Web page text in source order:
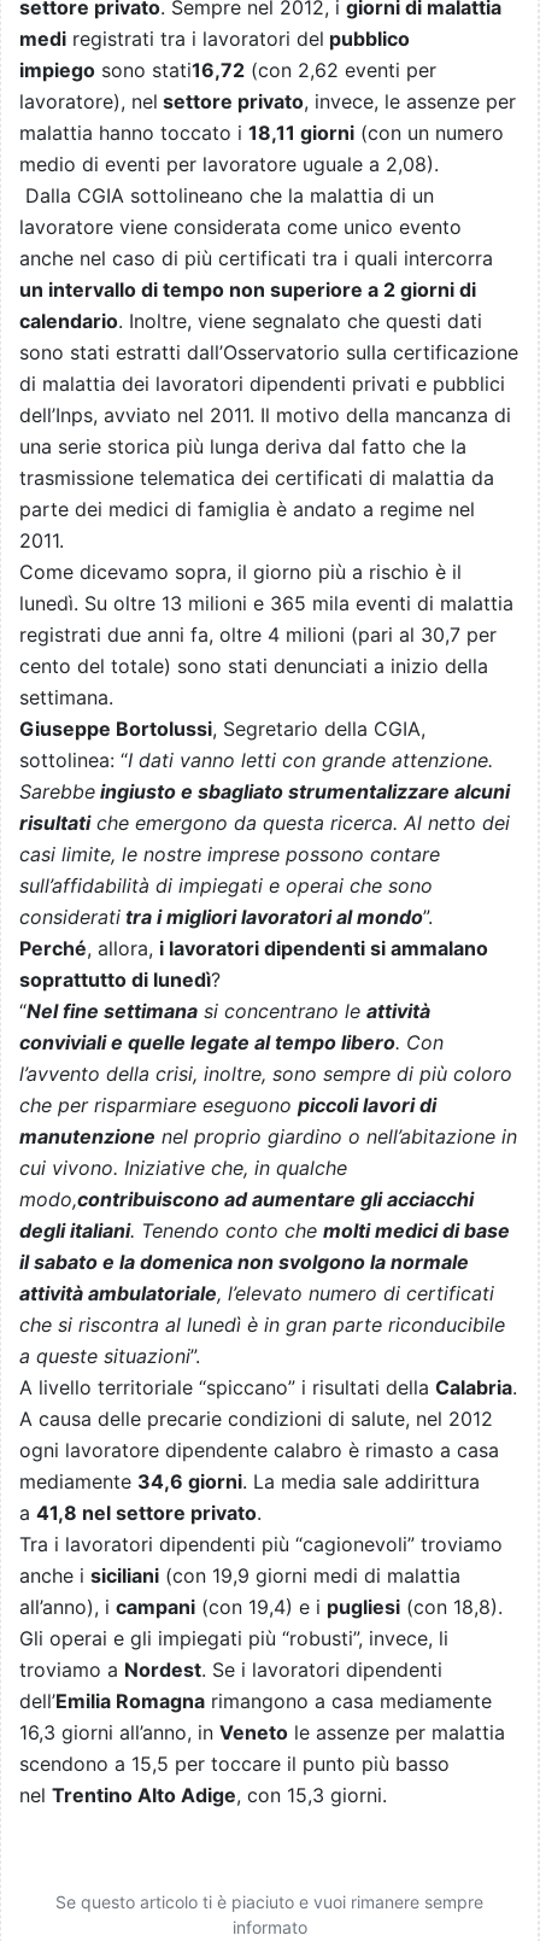
settore privato. Sempre nel 2012, i giorni di malattia
medi registrati tra i lavoratori del pubblico
impiego sono stati16,72 (con 2,62 eventi per
lavoratore), nel settore privato, invece, le assenze per
malattia hanno toccato i 18,11 giorni (con un numero
medio di eventi per lavoratore uguale a 2,08).
Dalla CGIA sottolineano che la malattia di un
lavoratore viene considerata come unico evento
anche nel caso di più certificati tra i quali intercorra
un intervallo di tempo non superiore a 2 giorni di
calendario. Inoltre, viene segnalato che questi dati
sono stati estratti dall’Osservatorio sulla certificazione
di malattia dei lavoratori dipendenti privati e pubblici
dell’Inps, avviato nel 2011. Il motivo della mancanza di
una serie storica più lunga deriva dal fatto che la
trasmissione telematica dei certificati di malattia da
parte dei medici di famiglia è andato a regime nel
2011.
Come dicevamo sopra, il giorno più a rischio è il
lunedì. Su oltre 13 milioni e 365 mila eventi di malattia
registrati due anni fa, oltre 4 milioni (pari al 30,7 per
cento del totale) sono stati denunciati a inizio della
settimana.
Giuseppe Bortolussi, Segretario della CGIA,
sottolinea: “I dati vanno letti con grande attenzione.
Sarebbe ingiusto e sbagliato strumentalizzare alcuni
risultatiche emergono da questa ricerca. Al netto dei
casi limite, le nostre imprese possono contare
sull’affidabilità di impiegati e operai che sono
considerati tra i migliori lavoratori al mondo”.
Perché, allora, i lavoratori dipendenti si ammalano
soprattutto di lunedì?
“Nel fine settimana si concentrano le attività
conviviali e quelle legate al tempo libero. Con
l’avvento della crisi, inoltre, sono sempre di più coloro
che per risparmiare eseguono piccoli lavori di
manutenzione nel proprio giardino o nell’abitazione in
cui vivono. Iniziative che, in qualche
modo,contribuiscono ad aumentare gli acciacchi
degli italiani. Tenendo conto che molti medici di base
il sabato e la domenica non svolgono la normale
attività ambulatoriale, l’elevato numero di certificati
che si riscontra al lunedì è in gran parte riconducibile
a queste situazioni”.
A livello territoriale “spiccano” i risultati della Calabria.
A causa delle precarie condizioni di salute, nel 2012
ogni lavoratore dipendente calabro è rimasto a casa
mediamente 34,6 giorni. La media sale addirittura
a 41,8 nel settore privato.
Tra i lavoratori dipendenti più “cagionevoli” troviamo
anche i siciliani (con 19,9 giorni medi di malattia
all’anno), i campani (con 19,4) e i pugliesi (con 18,8).
Gli operai e gli impiegati più “robusti”, invece, li
troviamo a Nordest. Se i lavoratori dipendenti
dell’Emilia Romagna rimangono a casa mediamente
16,3 giorni all’anno, in Veneto le assenze per malattia
scendono a 15,5 per toccare il punto più basso
nel Trentino Alto Adige, con 15,3 giorni.
Se questo articolo ti è piaciuto e vuoi rimanere sempre
informato